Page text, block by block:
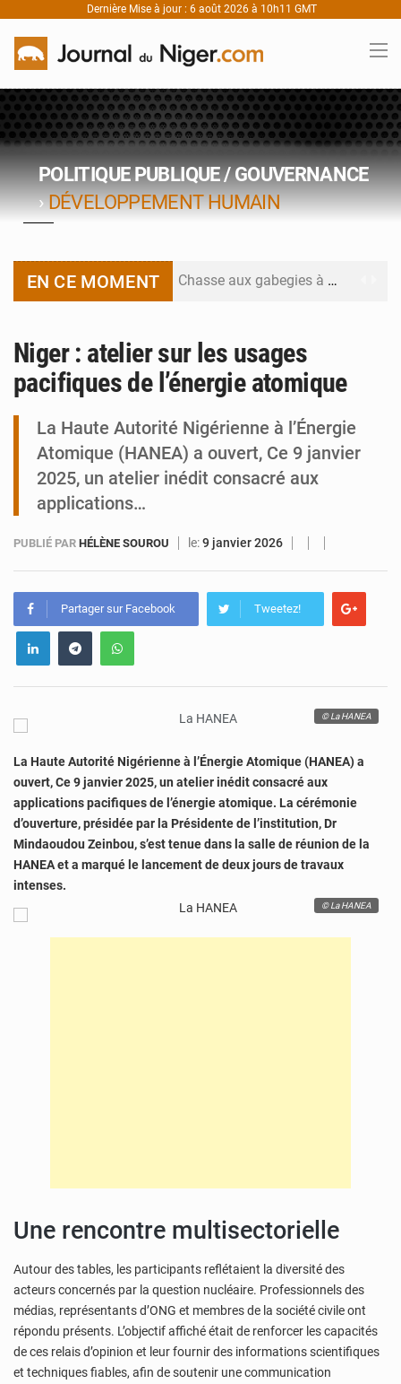
Dernière Mise à jour : 6 août 2026 à 10h11 GMT
POLITIQUE PUBLIQUE / GOUVERNANCE
›DÉVELOPPEMENT HUMAIN
EN CE MOMENT Chasse aux gabegies à Niamey : 74 milliards de FCFA recouvrés par la COLDEFF
Niamey : Mohamed Toumba enchaîne les audiences
Niger : atelier sur les usages
pacifiques de l’énergie atomique
La Haute Autorité Nigérienne à l’Énergie
Atomique (HANEA) a ouvert, Ce 9 janvier
2025, un atelier inédit consacré aux
applications…
PUBLIÉ PAR HÉLÈNE SOUROU le:9 janvier 2026
Partager sur Facebook Tweetez!
© La HANEA
La Haute Autorité Nigérienne à l’Énergie Atomique (HANEA) a
ouvert, Ce 9 janvier 2025, un atelier inédit consacré aux
applications pacifiques de l’énergie atomique. La cérémonie
d’ouverture, présidée par la Présidente de l’institution, Dr
Mindaoudou Zeinbou, s’est tenue dans la salle de réunion de la
HANEA et a marqué le lancement de deux jours de travaux
intenses.
© La HANEA
Une rencontre multisectorielle
Autour des tables, les participants reflétaient la diversité des
acteurs concernés par la question nucléaire. Professionnels des
médias, représentants d’ONG et membres de la société civile ont
répondu présents. L’objectif affiché était de renforcer les capacités
de ces relais d’opinion et leur fournir des informations scientifiques
et techniques fiables, afin de soutenir une communication